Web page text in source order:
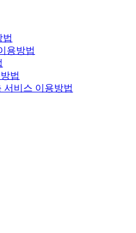
법
용방법
법
서비스 이용방법